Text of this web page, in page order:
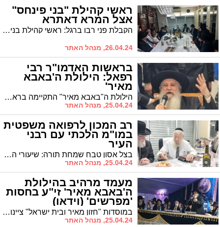
ראשי קהילת "בני פינחס"
אצל המרא דאתרא
הקבלת פני רבו ברגל: ראשי קהילת בני פינחס ובראשם הרב נויביק והרב צוקר אצל רב העיר הגר"י שיינין שליט"א
26.04.24, מנהל האתר
בראשות האדמו"ר רבי
רפאל: הילולת ה'באבא
מאיר'
הילולת ה"באבא מאיר" התקיימה בראשות בנו האדמו"ר רבי רפאל אבוחצירא שליט"א
25.04.24, מנהל האתר
רב המכון לרפואה משפטית
במו"מ הלכתי עם רבני
העיר
בצל אסון טבח שמחת תורה: שיעורי הלכה וביקורים אצל רבני ואדמור"י העיר של הרה"ג ר' יעקב רוז'ה מומחה בעל שם עולמי בתחום הקבורה וזיהוי חללים
25.04.24, מנהל האתר
מעמד מרהיב בהילולת
ה'באבא מאיר' זי"ע בחסות
'מפרשים' (וידאו)
במוסדות "חזון מאיר ובית ישראל" ציינו את הילולת הרה"ק רבי מאיר אבוחצירא זצוק"ל במעמד בנו האדמו"ר רבי יקותיאל אבוחצירא* סיפר על עבודת הקודש בליל הסדר אצל אביו
25.04.24, מנהל האתר